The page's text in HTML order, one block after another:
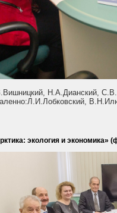
Н.А.Дианский,
экология и экономика»